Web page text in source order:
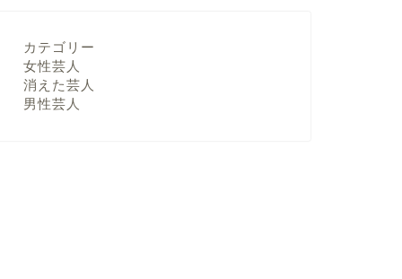
カテゴリー
女性芸人
消えた芸人
男性芸人